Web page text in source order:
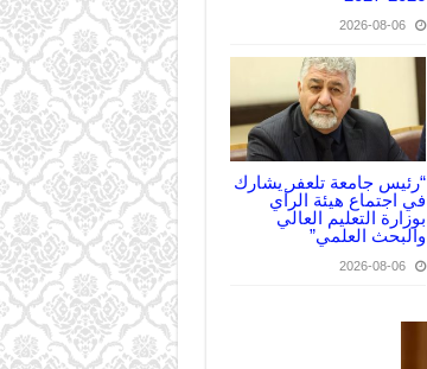
2026-08-06
“رئيس جامعة تلعفر يشارك
في اجتماع هيئة الرأي
بوزارة التعليم العالي
والبحث العلمي”
2026-08-06